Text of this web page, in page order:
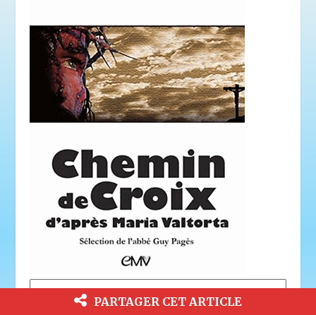
PARTAGER CET ARTICLE